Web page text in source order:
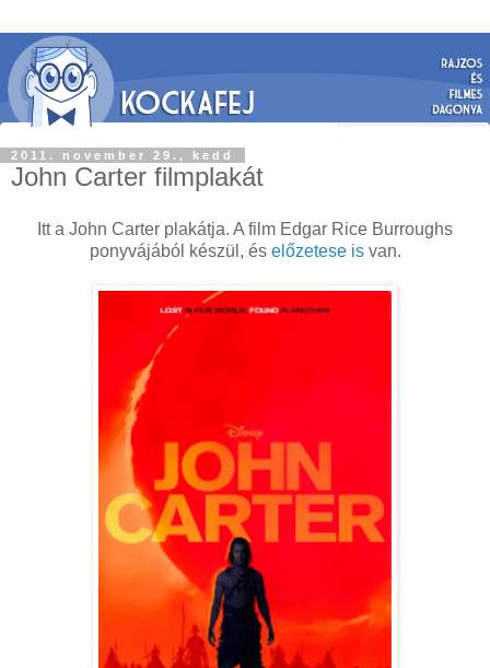
2011. november 29., kedd
John Carter filmplakát
Itt a John Carter plakátja. A film Edgar Rice Burroughs
ponyvájából készül, és előzetese isvan.